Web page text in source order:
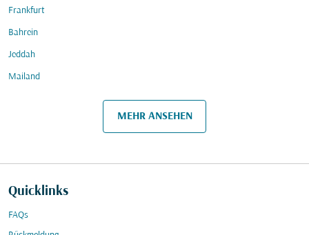
Frankfurt
Bahrein
Jeddah
Mailand
MEHR ANSEHEN
Quicklinks
FAQs